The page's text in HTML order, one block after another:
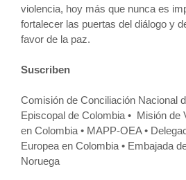
violencia, hoy más que nunca es
fortalecer las puertas del diálogo y
favor de la paz.
Suscriben
Comisión de Conciliación Nacional
Episcopal de Colombia • Misión de
en Colombia • MAPP-OEA •
Europea en Colombia • Embajada
Noruega